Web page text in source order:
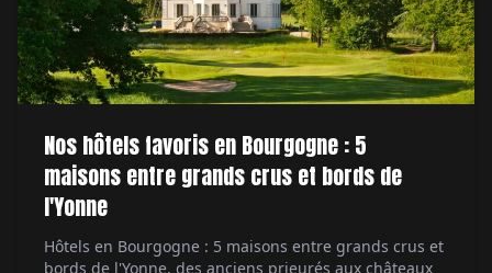
Nos hôtels favoris en Bourgogne : 5
maisons entre grands crus et bords de
l'Yonne
Hôtels en Bourgogne : 5 maisons entre grands crus et
bords de l'Yonne, des anciens prieurés aux châteaux